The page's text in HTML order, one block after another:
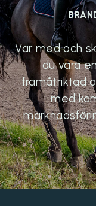
Var med och
du vara
framåtriktad
med